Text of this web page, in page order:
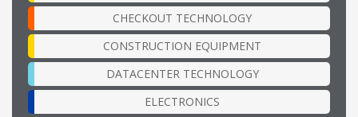
CHECKOUT TECHNOLOGY
CONSTRUCTION EQUIPMENT
DATACENTER TECHNOLOGY
ELECTRONICS